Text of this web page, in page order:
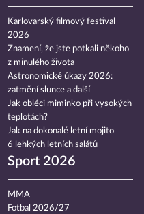
Karlovarský filmový festival
2026
Znamení, že jste potkali někoho
z minulého života
Astronomické úkazy 2026:
zatmění slunce a další
Jak obléci miminko při vysokých
teplotách?
Jak na dokonalé letní mojito
6 lehkých letních salátů
Sport 2026
MMA
Fotbal 2026/27